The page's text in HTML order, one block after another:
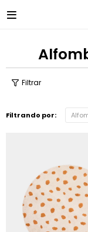

Filtrando por: